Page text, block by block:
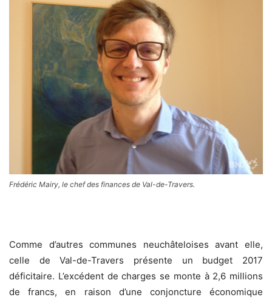
Frédéric Mairy, le chef des finances de Val-de-Travers.
Comme d’autres communes neuchâteloises avant elle,
celle de Val-de-Travers présente un budget 2017
déficitaire. L’excédent de charges se monte à 2,6 millions
de francs, en raison d’une conjoncture économique